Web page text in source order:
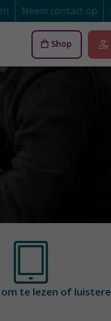
Neem contact op
Shop
te lezen of